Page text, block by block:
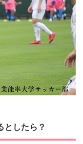
としたら？